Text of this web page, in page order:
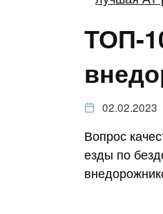
ТОП-
02.02.2023
Вопрос
езды по